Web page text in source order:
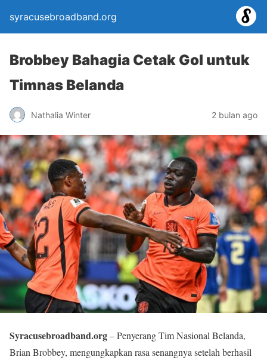
syracusebroadband.org
Brobbey Bahagia Cetak Gol untuk
Timnas Belanda
Nathalia Winter 2 bulan ago
Syracusebroadband.org– Penyerang Tim Nasional Belanda,
Brian Brobbey, mengungkapkan rasa senangnya setelah berhasil